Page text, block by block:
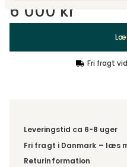
6 000 kr
Fri fragt
Leveringstid ca 6-8 uger
Fri fragt i Danmark – læs
Denne vare sendes til et
Returinformation